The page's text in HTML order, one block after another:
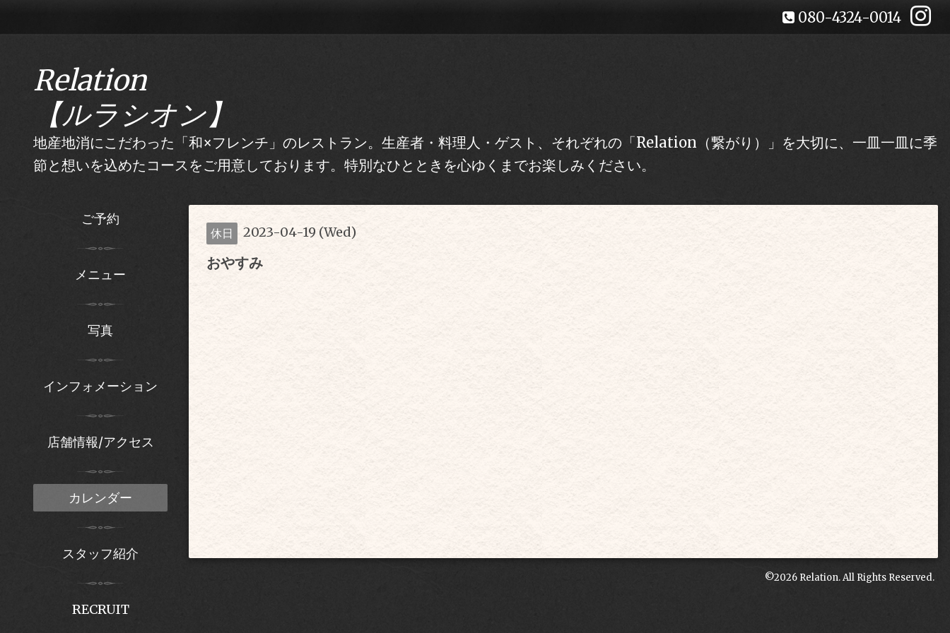
080-4324-0014
Relation
【ルラシオン】
地産地消にこだわった「和×フレンチ」のレストラン。生産者・料理人・ゲスト、それぞれの「Relation（繋がり）」を大切に、一皿一皿に季
節と想いを込めたコースをご用意しております。特別なひとときを心ゆくまでお楽しみください。
休日 2023-04-19 (Wed)
おやすみ
©2026 Relation. All Rights Reserved.
ご予約
メニュー
写真
インフォメーション
店舗情報/アクセス
カレンダー
スタッフ紹介
RECRUIT